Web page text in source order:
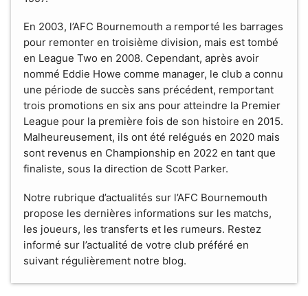
En 2003, l’AFC Bournemouth a remporté les barrages
pour remonter en troisième division, mais est tombé
en League Two en 2008. Cependant, après avoir
nommé Eddie Howe comme manager, le club a connu
une période de succès sans précédent, remportant
trois promotions en six ans pour atteindre la Premier
League pour la première fois de son histoire en 2015.
Malheureusement, ils ont été relégués en 2020 mais
sont revenus en Championship en 2022 en tant que
finaliste, sous la direction de Scott Parker.
Notre rubrique d’actualités sur l’AFC Bournemouth
propose les dernières informations sur les matchs,
les joueurs, les transferts et les rumeurs. Restez
informé sur l’actualité de votre club préféré en
suivant régulièrement notre blog.